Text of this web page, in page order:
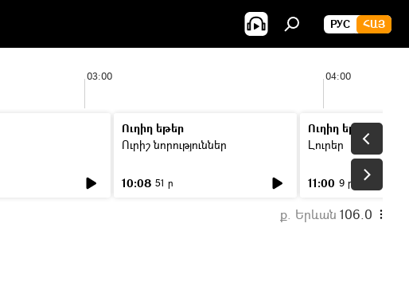
РУС ՀԱՅ
03:00 04:00
Ուղիղ եթեր
Ուրիշ նորություններ
10:08 51 ր
Ուղիղ եթեր
Լուրեր
11:00 9 ր
ք. Երևան 106.0